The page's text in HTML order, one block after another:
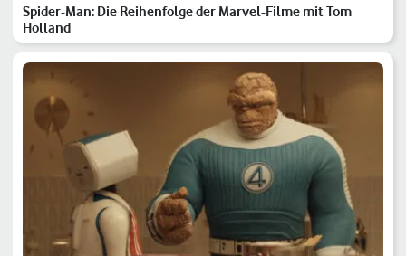
Spider-Man: Die Reihenfolge der Marvel-Filme mit Tom
Holland